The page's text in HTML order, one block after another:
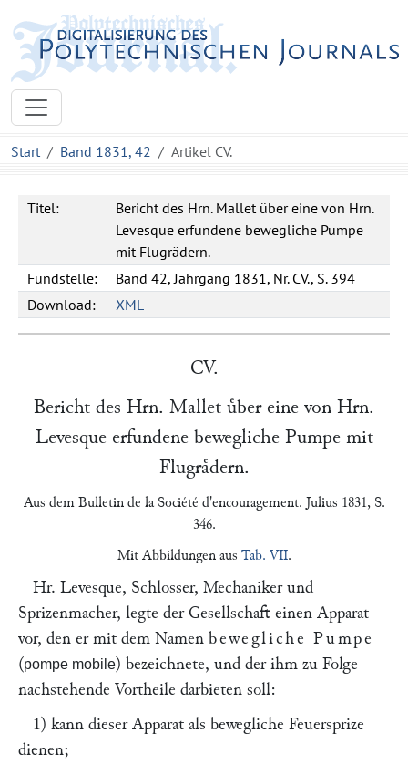
Start Band 1831, 42 Artikel CV.
Titel:
Bericht des Hrn. Mallet über eine von Hrn.
Levesque erfundene bewegliche Pumpe
mit Flugrädern.
Fundstelle:
Band 42, Jahrgang 1831, Nr. CV., S. 394
Download:
XML
CV.
Bericht des Hrn. Mallet uͤber eine von Hrn.
Levesqueerfundene bewegliche Pumpe mit
Flugraͤdern.
Aus dem Bulletin de la Société d'encouragement. Julius 1831, S.
346.
Mit Abbildungen aus Tab. VII.
Hr. Levesque, Schlosser, Mechaniker und
Sprizenmacher, legte der Gesellschaft einen Apparat
vor, den er mit dem Namen bewegliche Pumpe
(pompe mobile) bezeichnete, und der ihm zu Folge
nachstehende Vortheile darbieten soll:
1) kann dieser Apparat als bewegliche Feuersprize
dienen;